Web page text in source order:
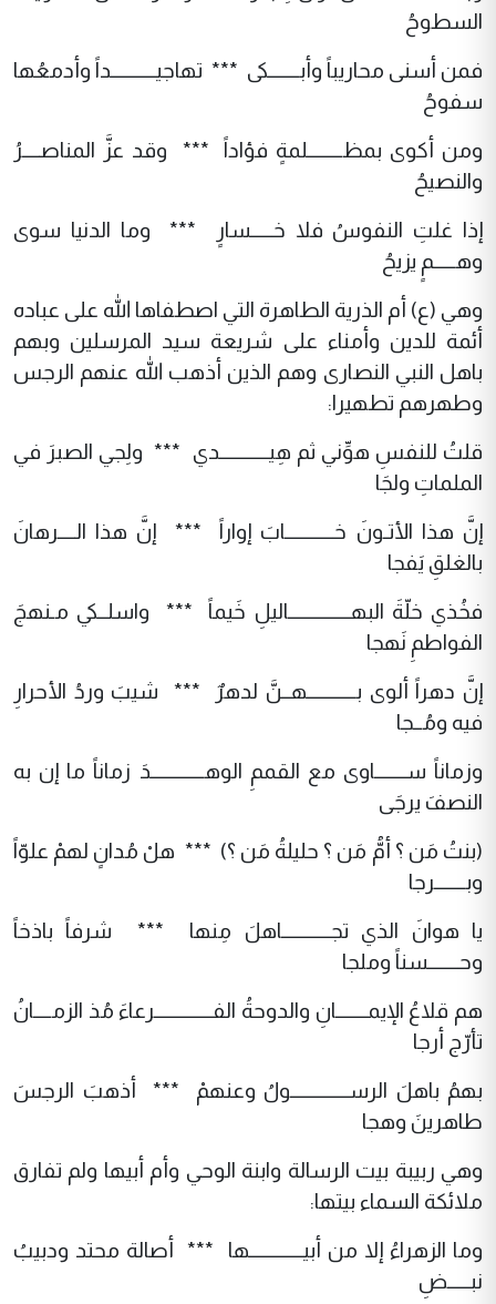
السطوحُ
فمن أسنى محاريباً وأبـــــــكى *** تهاجيــــــــــداً وأدمعُها
سفوحُ
ومن أكوى بمظــــــــلمةٍ فؤاداً *** وقد عزَّ المناصــــرُ
والنصيحُ
إذا غلتِ النفوسُ فلا خـــــسارٍ *** وما الدنيا سوى
وهـــــمٍ يزيحُ
وهي (ع) أم الذرية الطاهرة التي اصطفاها الله على عباده
أئمة للدين وأمناء على شريعة سيد المرسلين وبهم
باهل النبي النصارى وهم الذين أذهب الله عنهم الرجس
وطهرهم تطهيرا:
قلتُ للنفسِ هوِّني ثم هِيـــــــــــدي *** ولِجي الصبرَ في
الملماتِ ولجَا
إنَّ هذا الأتـونَ خـــــــــــابَ إواراً *** إنَّ هذا الــــرهانَ
بالغلقِ يَفجا
فخُذي خلّةَ البهــــــــــــــاليلِ خَيماً *** واسلــكي مـنهجَ
الفواطمِ نَهجا
إنَّ دهراً ألوى بـــــــــــهــنَّ لدهرٌ *** شيبَ وردُ الأحرارِ
فيه ومُــجا
وزماناً ســـــــاوى مع القممِ الوهــــــــــــدَ زماناً ما إن به
النصفَ يرجَى
(بنتُ مَن ؟ أمُّ مَن ؟ حليلةُ مَن ؟) *** هلْ مُدانٍ لهمْ علوّاً
وبـــــــرجا
يا هوانَ الذي تجـــــــــــاهلَ مِنها *** شرفاً باذخاً
وحـــــــسناً وملجا
هم قلاعُ الإيمـــــــانِ والدوحةُ الفـــــــــــــرعاءَ مُذ الزمــــانُ
تأرّج أرجا
بهمُ باهلَ الرســـــــــــــولُ وعنهمْ *** أذهبَ الرجسَ
طاهرينَ وهجا
وهي ربيبة بيت الرسالة وابنة الوحي وأم أبيها ولم تفارق
ملائكة السماء بيتها:
وما الزهراءُ إلا من أبيــــــــــــها *** أصالة محتد ودبيبُ
نبـــــضِ